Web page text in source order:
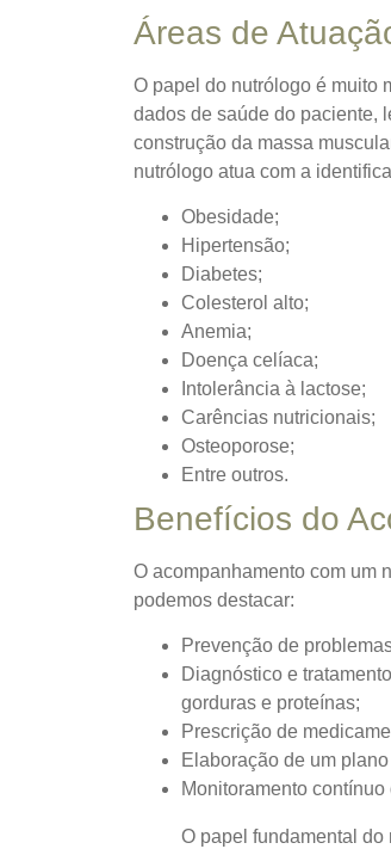
Áreas de
O papel do nutrólogo é muito
dados de saúde do paciente,
construção da massa
nutrólogo atua com a
Obesidade;
Hipertensão;
Diabetes;
Colesterol alto;
Anemia;
Doença celíaca;
Intolerância à lactose;
Carências nutricionais;
Osteoporose;
Entre outros.
Benefícios do
O acompanhamento com um
podemos destacar:
Prevenção de
Diagnóstico e
gorduras e proteínas;
Prescrição de
Elaboração de um
Monitoramento
O papel fundamental